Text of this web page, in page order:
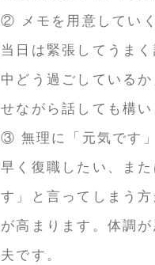
② メモを用意していく
当日は緊張してうま
中どう過ごしている
せながら話しても構い
③ 無理に「元気です
早く復職したい、ま
す」と言ってしまう
が高まります。体調
夫です。